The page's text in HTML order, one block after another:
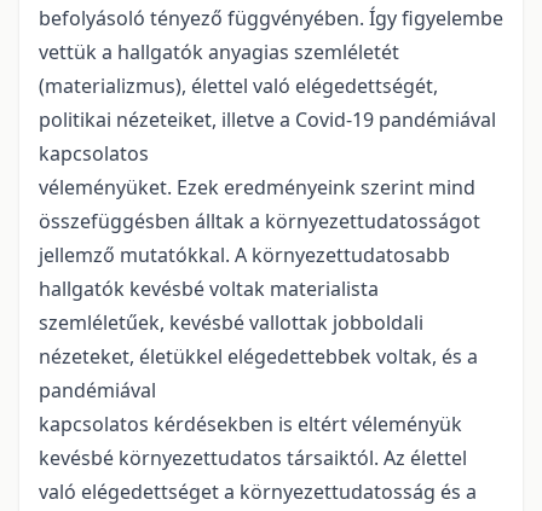
befolyásoló tényező függvényében. Így figyelembe
vettük a hallgatók anyagias szemléletét
(materializmus), élettel való elégedettségét,
politikai nézeteiket, illetve a Covid-19 pandémiával
kapcsolatos
véleményüket. Ezek eredményeink szerint mind
összefüggésben álltak a környezettudatosságot
jellemző mutatókkal. A környezettudatosabb
hallgatók kevésbé voltak materialista
szemléletűek, kevésbé vallottak jobboldali
nézeteket, életükkel elégedettebbek voltak, és a
pandémiával
kapcsolatos kérdésekben is eltért véleményük
kevésbé környezettudatos társaiktól. Az élettel
való elégedettséget a környezettudatosság és a